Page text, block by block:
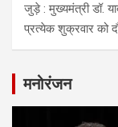
जुड़े : मुख्यमंत्री डॉ.
प्रत्येक शुक्रवार को
मनोरंजन